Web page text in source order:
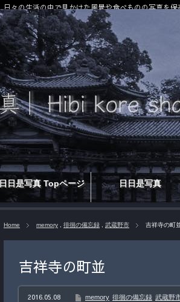
日日是写真 Topページ 日日是写真
日々の生活の中で見かけた風景や食べものの写真を保
Home memory 徘徊の備忘録 武蔵野市 吉祥寺の町
吉祥寺の町並
2016.05.08 memory 徘徊の備忘録 武蔵野